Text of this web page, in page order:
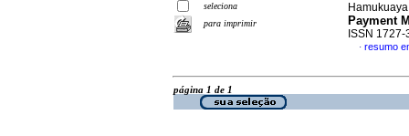
seleciona
para imprimir
Payment
ISSN 1727-
· resumo
página 1 de 1